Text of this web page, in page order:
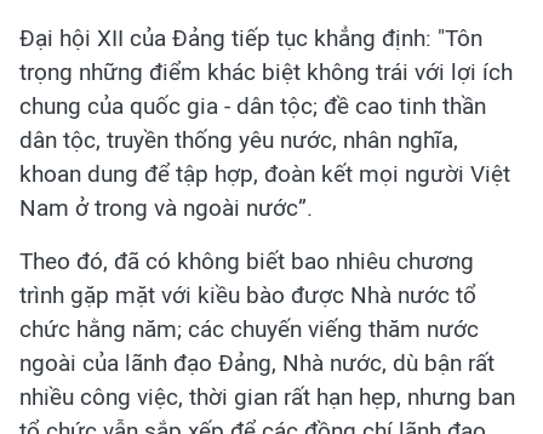
Đại hội XII của Đảng tiếp tục khẳng định: "Tôn
trọng những điểm khác biệt không trái với lợi ích
chung của quốc gia - dân tộc; đề cao tinh thần
dân tộc, truyền thống yêu nước, nhân nghĩa,
khoan dung để tập hợp, đoàn kết mọi người Việt
Nam ở trong và ngoài nước”.
Theo đó, đã có không biết bao nhiêu chương
trình gặp mặt với kiều bào được Nhà nước tổ
chức hằng năm; các chuyến viếng thăm nước
ngoài của lãnh đạo Đảng, Nhà nước, dù bận rất
nhiều công việc, thời gian rất hạn hẹp, nhưng ban